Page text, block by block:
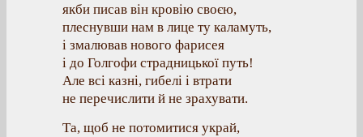
якби писав він кровію своєю,
плеснувши нам в лице ту каламуть,
і змалював нового фарисея
і до Голгофи страдницької путь!
Але всі казні, гибелі і втрати
не перечислити й не зрахувати.
Та, щоб не потомитися украй,